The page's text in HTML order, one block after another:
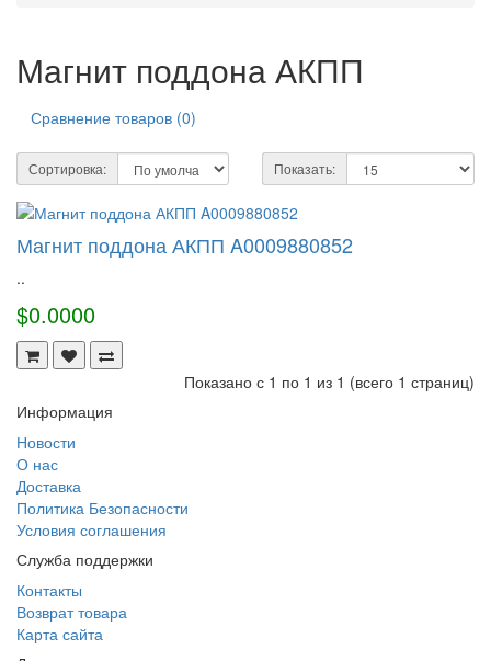
Магнит поддона АКПП
Сравнение товаров (0)
Сортировка: Показать:
Магнит поддона АКПП A0009880852
..
$0.0000
Показано с 1 по 1 из 1 (всего 1 страниц)
Информация
Новости
О нас
Доставка
Политика Безопасности
Условия соглашения
Служба поддержки
Контакты
Возврат товара
Карта сайта